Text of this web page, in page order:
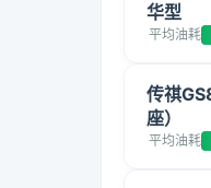
华型
平均油耗
传祺
座）
平均油耗